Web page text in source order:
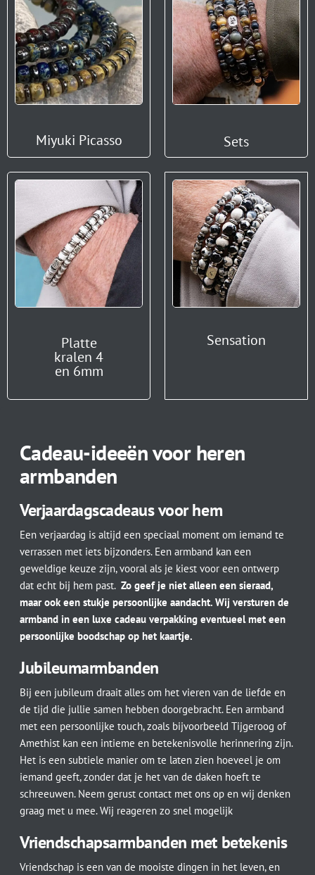
Miyuki Picasso Sets
Platte
kralen 4
en 6mm
Sensation
Cadeau-ideeën voor heren
armbanden
Verjaardagscadeaus voor hem
Een verjaardag is altijd een speciaal moment om iemand te
verrassen met iets bijzonders. Een armband kan een
geweldige keuze zijn, vooral als je kiest voor een ontwerp
dat echt bij hem past. Zo geef je niet alleen een sieraad,
maar ook een stukje persoonlijke aandacht. Wij versturen de
armband in een luxe cadeau verpakking eventueel met een
persoonlijke boodschap op het kaartje.
Jubileumarmbanden
Bij een jubileum draait alles om het vieren van de liefde en
de tijd die jullie samen hebben doorgebracht. Een armband
met een persoonlijke touch, zoals bijvoorbeeld Tijgeroog of
Amethist kan een intieme en betekenisvolle herinnering zijn.
Het is een subtiele manier om te laten zien hoeveel je om
iemand geeft, zonder dat je het van de daken hoeft te
schreeuwen. Neem gerust contact met ons op en wij denken
graag met u mee. Wij reageren zo snel mogelijk
Vriendschapsarmbanden met betekenis
Vriendschap is een van de mooiste dingen in het leven, en